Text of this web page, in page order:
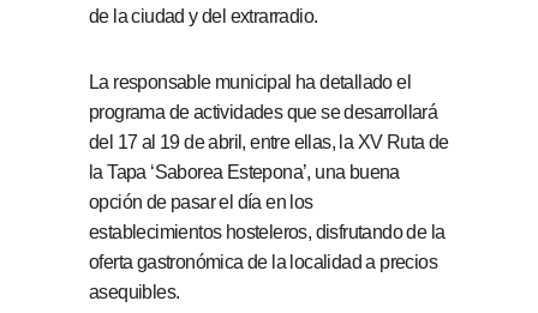
de la ciudad y del extrarradio.
La responsable municipal ha detallado el
programa de actividades que se desarrollará
del 17 al 19 de abril, entre ellas, la XV Ruta de
la Tapa ‘Saborea Estepona’, una buena
opción de pasar el día en los
establecimientos hosteleros, disfrutando de la
oferta gastronómica de la localidad a precios
asequibles.